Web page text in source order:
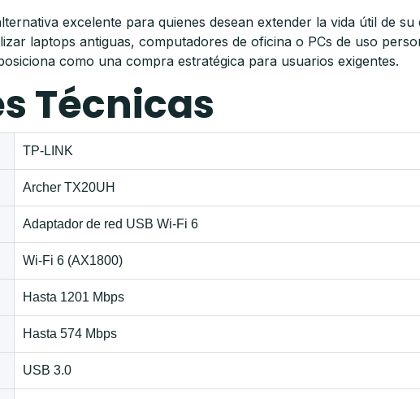
excelente para quienes desean extender la vida útil de
laptops antiguas, computadores de oficina o PCs de uso
como una compra estratégica para usuarios exigentes.
Técnicas
TP-LINK
Archer TX20UH
Adaptador de red USB Wi‑Fi 6
Wi‑Fi 6 (AX1800)
Hasta 1201 Mbps
Hasta 574 Mbps
USB 3.0